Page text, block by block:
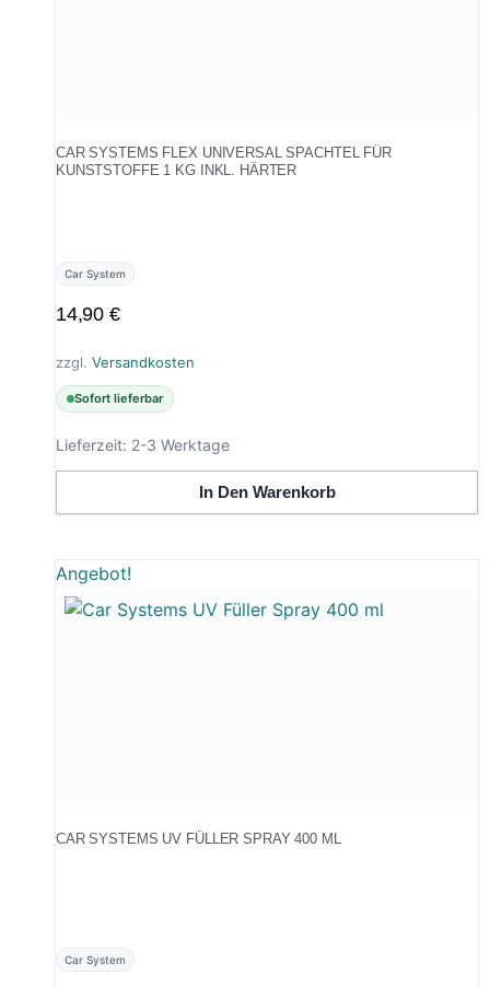
CAR SYSTEMS FLEX UNIVERSAL SPACHTEL FÜR
KUNSTSTOFFE 1 KG INKL. HÄRTER
Car System
14,90 €
zzgl. Versandkosten
Sofort lieferbar
Lieferzeit: 2-3 Werktage
In Den Warenkorb
Angebot!
CAR SYSTEMS UV FÜLLER SPRAY 400 ML
Car System